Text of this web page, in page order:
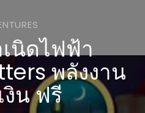
เนิดไฟฟ้า
พลังงาน
งิน ฟรี